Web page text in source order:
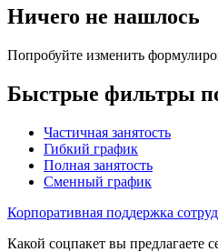
Ничего не нашлось
Попробуйте изменить
Быстрые фильтры
Частичная занятость
Гибкий график
Полная занятость
Сменный график
Корпоративная поддержка
Какой соцпакет вы предлагаете